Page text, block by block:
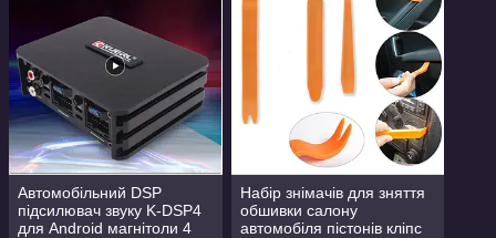
Автомобільний DSP
підсилювач звуку K-DSP4
для Android магнітоли 4
Набір знімачів для зняття
обшивки салону
автомобіля пістонів кліпс